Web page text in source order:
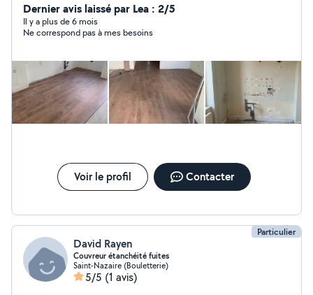
Dernier avis laissé par Lea : 2/5
Il y a plus de 6 mois
Ne correspond pas à mes besoins
Voir le profil Contacter
Particulier
David Rayen
Couvreur étanchéité fuites
Saint-Nazaire (Bouletterie)
5/5 (1 avis)